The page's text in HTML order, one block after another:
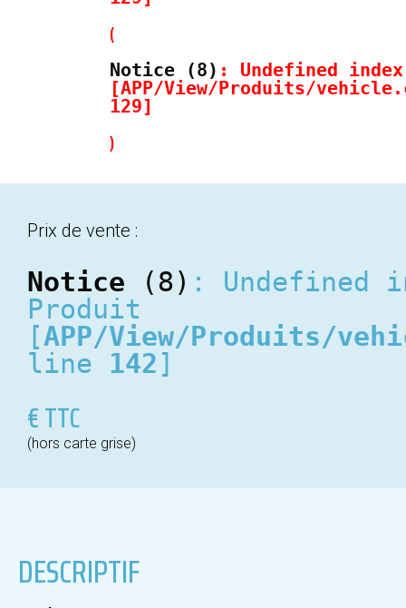
(
Notice (8) : Undefined
[APP/View/Produits/
129]
)
Prix de vente :
Notice (8) : Undefined
Produit
[APP/View/Produits/
line 142 ]
€ TTC
(hors carte grise)
DESCRIPTIF